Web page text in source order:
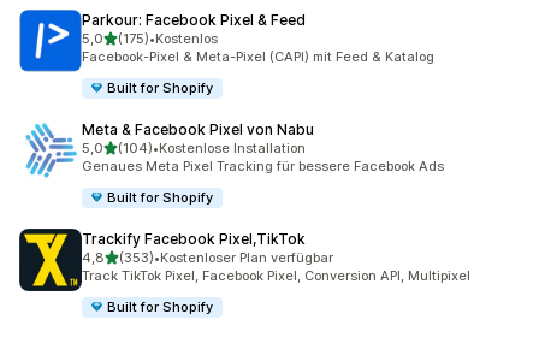
Parkour: Facebook Pixel & Feed
5,0von 5 Sternen
(175)
175 Rezensionen insgesamt
•Kostenlos
Facebook-Pixel & Meta-Pixel (CAPI) mit Feed & Katalog
Built for Shopify
Meta & Facebook Pixel von Nabu
5,0von 5 Sternen
(104)
104 Rezensionen insgesamt
•Kostenlose Installation
Genaues Meta Pixel Tracking für bessere Facebook Ads
Built for Shopify
Trackify Facebook Pixel,TikTok
4,8von 5 Sternen
(353)
353 Rezensionen insgesamt
•Kostenloser Plan verfügbar
Track TikTok Pixel, Facebook Pixel, Conversion API, Multipixel
Built for Shopify